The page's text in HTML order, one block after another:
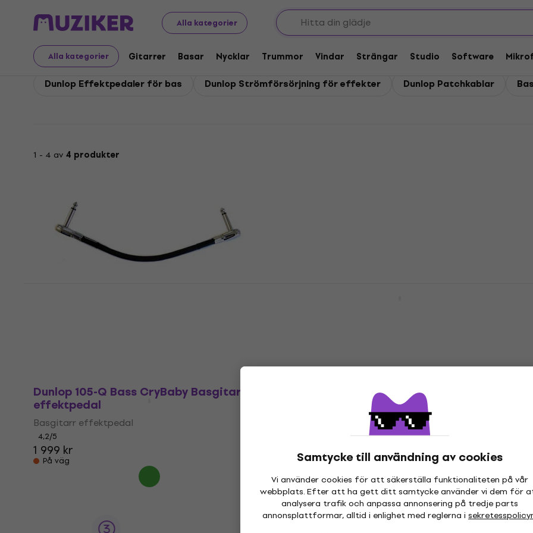
Alla kategorier
Alla kategorier Gitarrer Basar Nycklar Trummor Vindar Strängar Studio Software
Samtycke till användning av cookies
Vi använder cookies för att säkerställa funktionaliteten på vår
webbplats. Efter att ha gett ditt samtycke använder vi dem för
analysera trafik och anpassa annonsering på tredje parts
annonsplattformar, alltid i enlighet med reglerna i
Dunlop Basar Dunlop Bas-effekter
Dunlop Bas-effekter
Dunlop Effektpedaler för bas Dunlop Strömförsörjning för effekter Dunlop Patchkablar
1 - 4 av 4 produkter
Dunlop 105-Q Bass CryBaby Basgitarr
effektpedal
Basgitarr effektpedal
4,2/5
1 999 kr
På väg